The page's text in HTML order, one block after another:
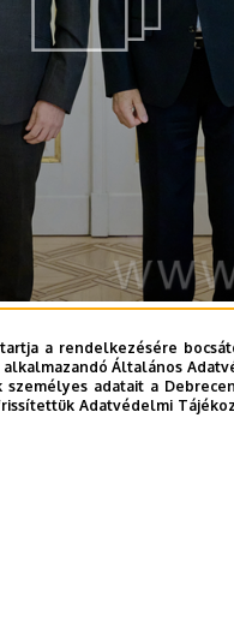
a rendelkezésére
alkalmazandó Általános
adatait a
Adatvédelmi